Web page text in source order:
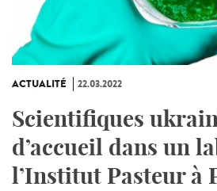
ACTUALITÉ 22.03.2022
Scientifiques
d’accueil dans un
l’Institut Pasteur à